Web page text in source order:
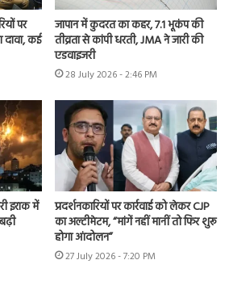
पर
दावा, कई
जापान में कुदरत का कहर, 7.1 भूकंप की
तीव्रता से कांपी धरती, JMA ने जारी की
एडवाइजरी
28 July 2026 - 2:46 PM
इराक में
प्रदर्शनकारियों पर कार्रवाई को लेकर CJP
का अल्टीमेटम, “मांगें नहीं मानीं तो फिर शुरू
होगा आंदोलन”
27 July 2026 - 7:20 PM